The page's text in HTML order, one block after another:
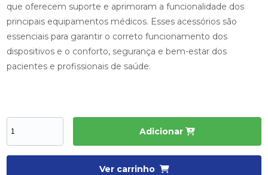
que oferecem suporte e aprimoram a funcionalidade dos
principais equipamentos médicos. Esses acessórios são
essenciais para garantir o correto funcionamento dos
dispositivos e o conforto, segurança e bem-estar dos
pacientes e profissionais de saúde.
Adicionar
Ver carrinho